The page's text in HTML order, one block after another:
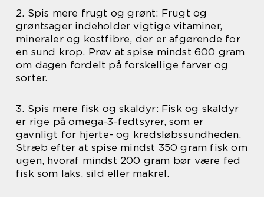
2. Spis mere frugt og grønt: Frugt og
grøntsager indeholder vigtige vitaminer,
mineraler og kostfibre, der er afgørende for
en sund krop. Prøv at spise mindst 600 gram
om dagen fordelt på forskellige farver og
sorter.
3. Spis mere fisk og skaldyr: Fisk og skaldyr
er rige på omega-3-fedtsyrer, som er
gavnligt for hjerte- og kredsløbssundheden.
Stræb efter at spise mindst 350 gram fisk om
ugen, hvoraf mindst 200 gram bør være fed
fisk som laks, sild eller makrel.